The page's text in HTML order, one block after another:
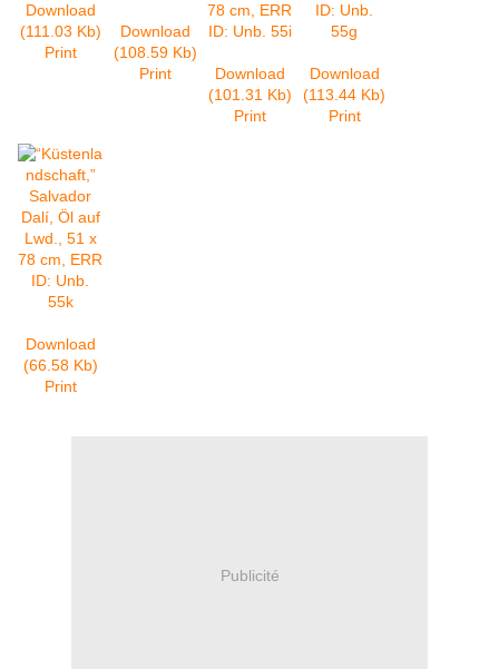
Download
(111.03 Kb)
Print
Download
(108.59 Kb)
Print
Download
(101.31 Kb)
Print
Download
(113.44 Kb)
Print
Download
(66.58 Kb)
Print
Publicité